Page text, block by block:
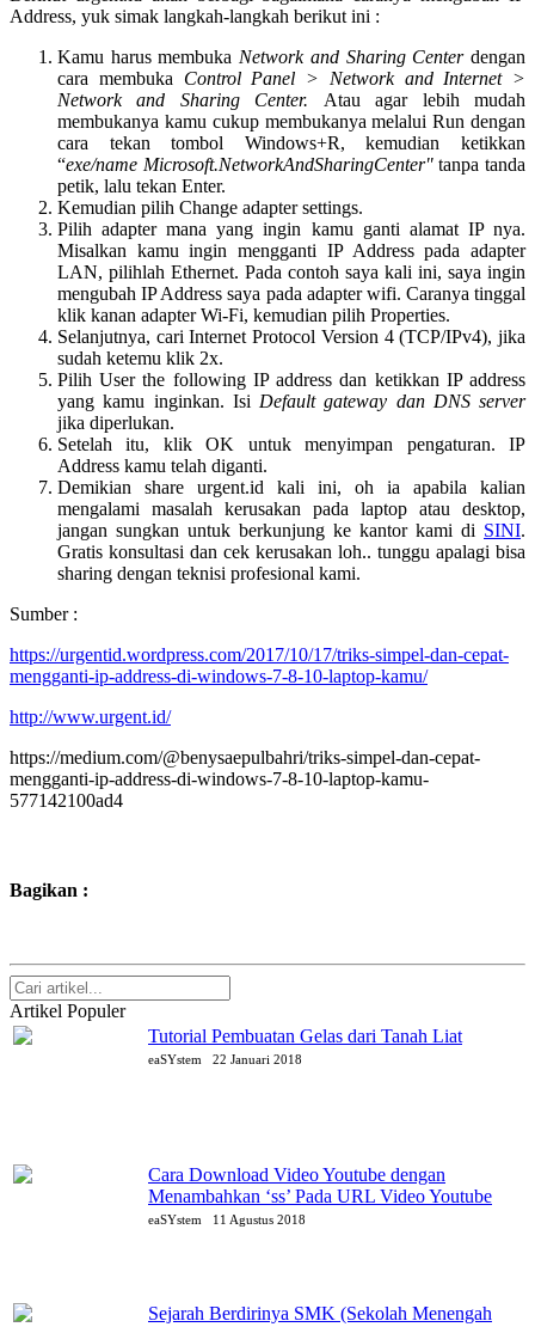
Address, yuk simak langkah-langkah berikut ini :
Kamu harus membuka Network and Sharing Centerdengan
cara membuka Control Panel > Network and Internet >
Network and Sharing Center. Atau agar lebih mudah
membukanya kamu cukup membukanya melalui Run dengan
cara tekan tombol Windows+R, kemudian ketikkan
“exe/name Microsoft.NetworkAndSharingCenter"tanpa tanda
petik, lalu tekan Enter.
Kemudian pilih Change adapter settings.
Pilih adapter mana yang ingin kamu ganti alamat IP nya.
Misalkan kamu ingin mengganti IP Address pada adapter
LAN, pilihlah Ethernet. Pada contoh saya kali ini, saya ingin
mengubah IP Address saya pada adapter wifi. Caranya tinggal
klik kanan adapter Wi-Fi, kemudian pilih Properties.
Selanjutnya, cari Internet Protocol Version 4 (TCP/IPv4), jika
sudah ketemu klik 2x.
Pilih User the following IP address dan ketikkan IP address
yang kamu inginkan. Isi Default gateway dan DNS server
jika diperlukan.
Setelah itu, klik OK untuk menyimpan pengaturan. IP
Address kamu telah diganti.
Demikian share urgent.id kali ini, oh ia apabila kalian
mengalami masalah kerusakan pada laptop atau desktop,
jangan sungkan untuk berkunjung ke kantor kami di SINI.
Gratis konsultasi dan cek kerusakan loh.. tunggu apalagi bisa
sharing dengan teknisi profesional kami.
Sumber :
https://urgentid.wordpress.com/2017/10/17/triks-simpel-dan-cepat-
mengganti-ip-address-di-windows-7-8-10-laptop-kamu/
http://www.urgent.id/
https://medium.com/@benysaepulbahri/triks-simpel-dan-cepat-
mengganti-ip-address-di-windows-7-8-10-laptop-kamu-
577142100ad4
Bagikan :
Artikel Populer
Tutorial Pembuatan Gelas dari Tanah Liat
eaSYstem 22 Januari 2018
Cara Download Video Youtube dengan
Menambahkan ‘ss’ Pada URL Video Youtube
eaSYstem 11 Agustus 2018
Sejarah Berdirinya SMK (Sekolah Menengah